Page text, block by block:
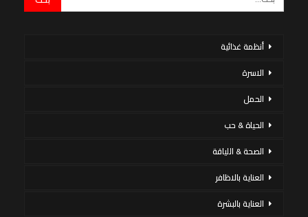
أنظمة غذائية
الاسرة
الحمل
الحياة & حب
الصحة & اللياقة
العناية بالاظافر
العناية بالبشرة